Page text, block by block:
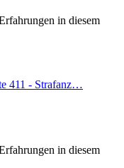
in diesem
411 - Strafanz…
in diesem